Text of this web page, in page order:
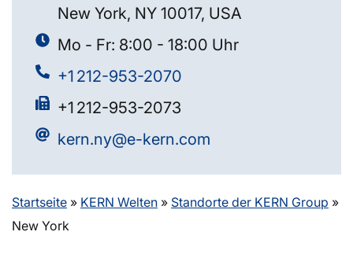
New York, NY 10017, USA
Mo - Fr: 8:00 - 18:00 Uhr
+1 212-953-2070
+1 212-953-2073
kern.ny@e-kern.com
Startseite » KERN Welten » Standorte der KERN Group »
New York